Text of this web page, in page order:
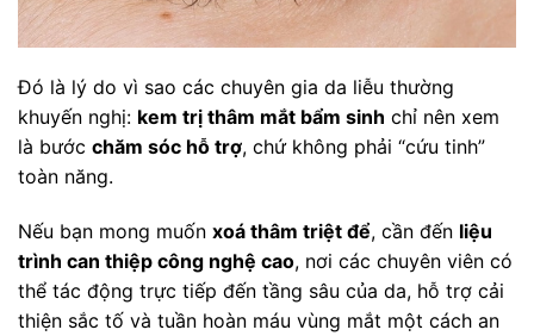
Đó là lý do vì sao các chuyên gia da liễu thường
khuyến nghị: kem trị thâm mắt bẩm sinh chỉ nên xem
là bước chăm sóc hỗ trợ, chứ không phải “cứu tinh”
toàn năng.
Nếu bạn mong muốn xoá thâm triệt để, cần đến liệu
trình can thiệp công nghệ cao, nơi các chuyên viên có
thể tác động trực tiếp đến tầng sâu của da, hỗ trợ cải
thiện sắc tố và tuần hoàn máu vùng mắt một cách an